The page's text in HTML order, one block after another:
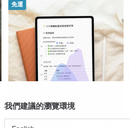
免運
能量診斷 自助式能量分析電子手冊 找
我們建議的瀏覽環境